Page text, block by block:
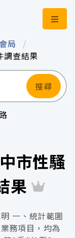
開
局
查結果
搜尋
市性騷
果
一、統計範圍
務項目，均為